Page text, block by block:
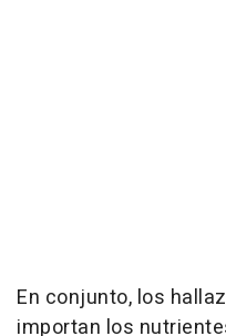
En conjunto, los
importan los